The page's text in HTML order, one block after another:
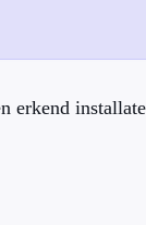
erkend